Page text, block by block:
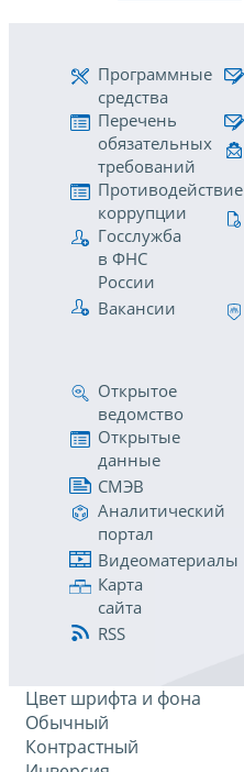
Программные
средства
Перечень
обязательных
требований
Противодействие
коррупции
Госслужба
в ФНС
России
Вакансии
Открытое
ведомство
Открытые
данные
СМЭВ
Аналитический
портал
Видеоматериалы
Карта
сайта
RSS
Цвет шрифта и фона
Обычный
Контрастный